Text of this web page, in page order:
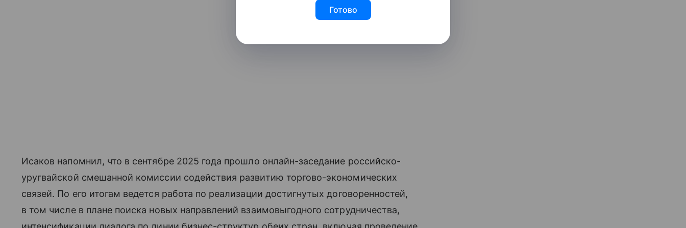
Исаков напомнил, что в сентябре 2025 года прошло онлайн-заседание российско-
уругвайской смешанной комиссии содействия развитию торгово-экономических
связей. По его итогам ведется работа по реализации достигнутых договоренностей,
в том числе в плане поиска новых направлений взаимовыгодного сотрудничества,
Готово